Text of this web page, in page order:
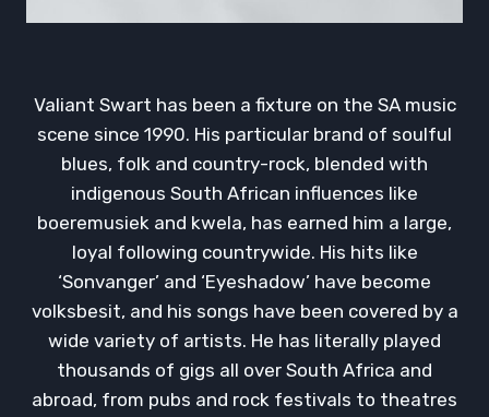
Valiant Swart has been a fixture on the SA music
scene since 1990. His particular brand of soulful
blues, folk and country-rock, blended with
indigenous South African influences like
boeremusiek and kwela, has earned him a large,
loyal following countrywide. His hits like
‘Sonvanger’ and ‘Eyeshadow’ have become
volksbesit, and his songs have been covered by a
wide variety of artists. He has literally played
thousands of gigs all over South Africa and
abroad, from pubs and rock festivals to theatres